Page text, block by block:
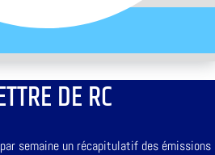
DE RC
semaine un récapitulatif des émissions